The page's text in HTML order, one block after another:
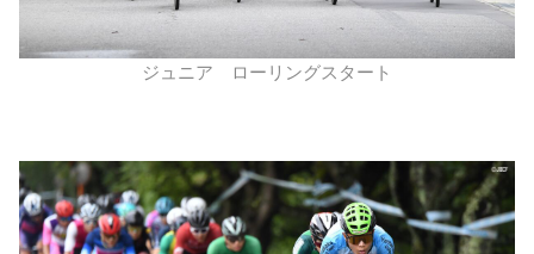
ジュニア ローリングスタート